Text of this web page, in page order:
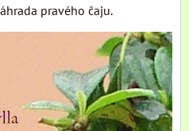
pravého čaju.